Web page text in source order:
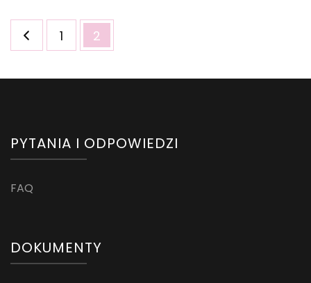
Stronicowanie
wpisówStrona
1 Strona
2
PYTANIA I ODPOWIEDZI
FAQ
DOKUMENTY